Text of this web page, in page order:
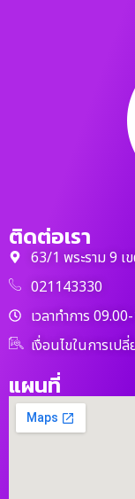
ติดต่อเรา
63/1 พระราม 9 เ
021143330
เวลาทำการ
เงื่อนไขในการเป
แผนที่